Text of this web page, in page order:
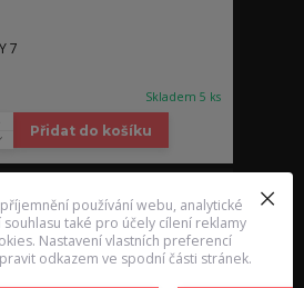
7
Skladem 5 ks
Přidat do košíku
používání webu, analytické
také pro účely cílení reklamy
Nastavení vlastních preferencí
odkazem ve spodní části stránek.